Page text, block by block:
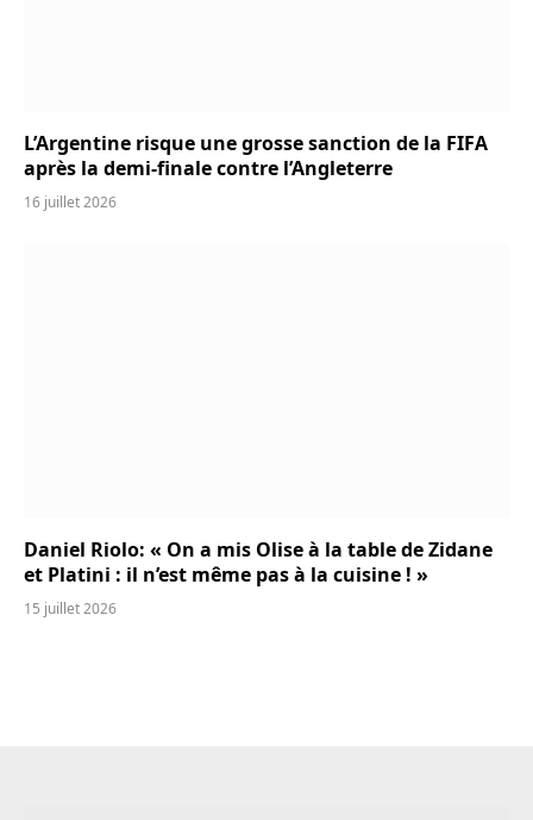
L’Argentine risque une grosse sanction de la FIFA
après la demi-finale contre l’Angleterre
16 juillet 2026
Daniel Riolo: « On a mis Olise à la table de Zidane
et Platini : il n’est même pas à la cuisine ! »
15 juillet 2026